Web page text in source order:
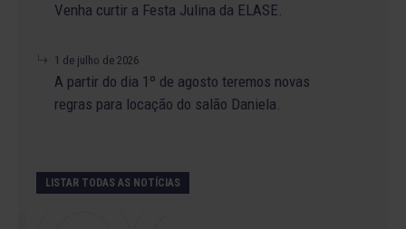
Venha curtir a Festa Julina da ELASE.
1 de julho de 2026
A partir do dia 1º de agosto teremos novas
regras para locação do salão Daniela.
LISTAR TODAS AS NOTÍCIAS